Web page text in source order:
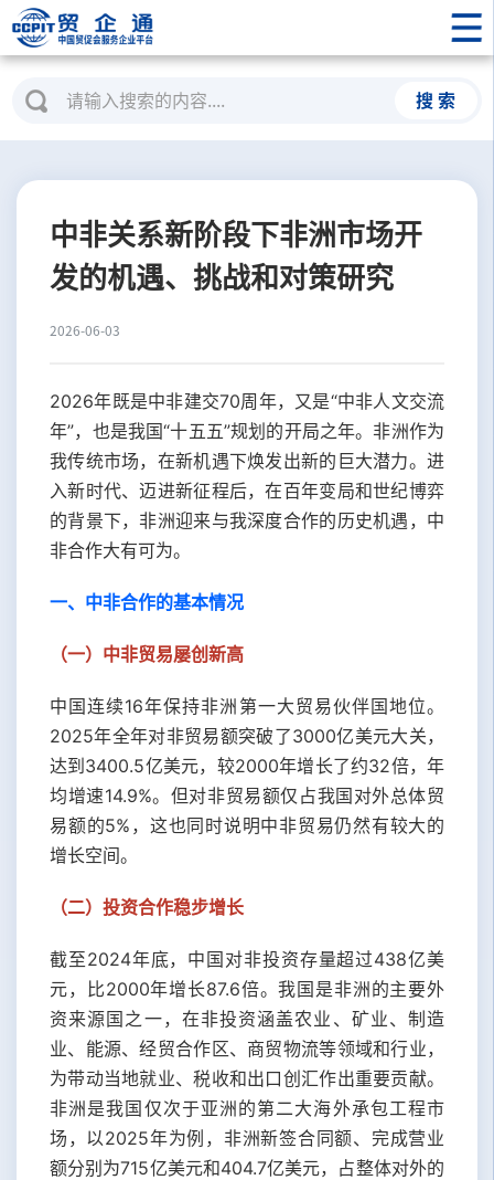
搜 索
中非关系新阶段下非洲市场开
发的机遇、挑战和对策研究
2026-06-03
2026年既是中非建交70周年，又是“中非人文交流
年”，也是我国“十五五”规划的开局之年。非洲作为
我传统市场，在新机遇下焕发出新的巨大潜力。进
入新时代、迈进新征程后，在百年变局和世纪博弈
的背景下，非洲迎来与我深度合作的历史机遇，中
非合作大有可为。
一、中非合作的基本情况
（一）中非贸易屡创新高
中国连续16年保持非洲第一大贸易伙伴国地位。
2025年全年对非贸易额突破了3000亿美元大关，
达到3400.5亿美元，较2000年增长了约32倍，年
均增速14.9%。但对非贸易额仅占我国对外总体贸
易额的5%，这也同时说明中非贸易仍然有较大的
增长空间。
（二）投资合作稳步增长
截至2024年底，中国对非投资存量超过438亿美
元，比2000年增长87.6倍。我国是非洲的主要外
资来源国之一，在非投资涵盖农业、矿业、制造
业、能源、经贸合作区、商贸物流等领域和行业，
为带动当地就业、税收和出口创汇作出重要贡献。
非洲是我国仅次于亚洲的第二大海外承包工程市
场，以2025年为例，非洲新签合同额、完成营业
额分别为715亿美元和404.7亿美元，占整体对外的